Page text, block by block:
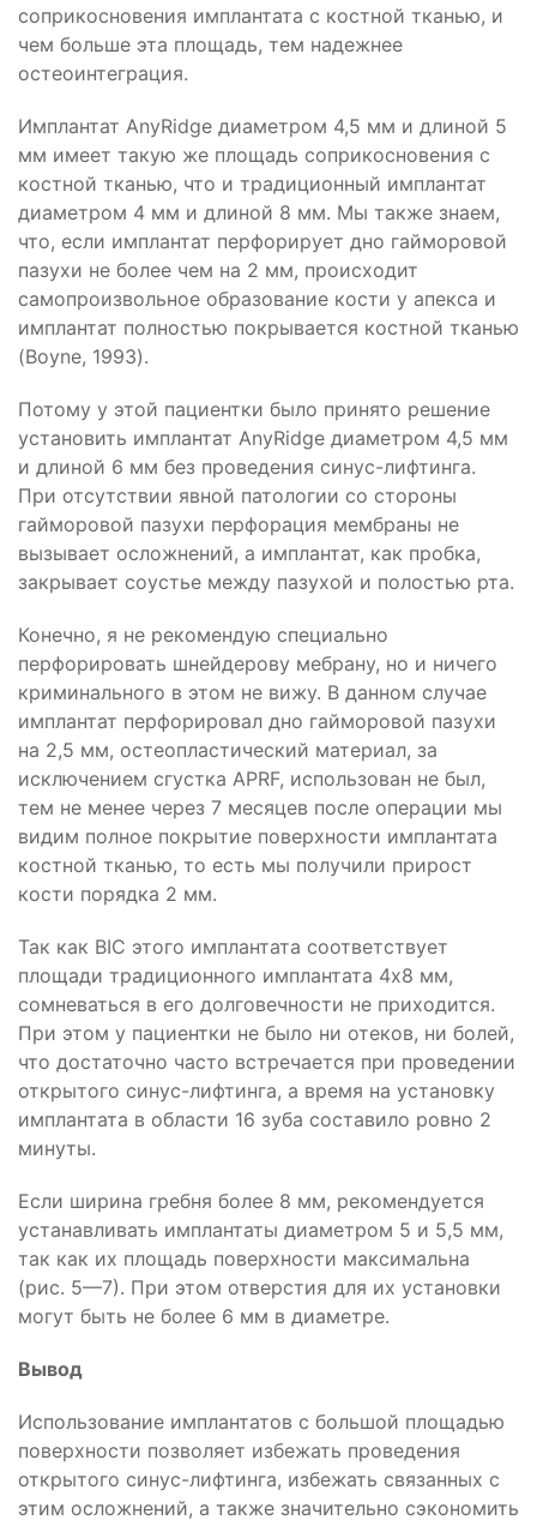
соприкосновения имплантата с костной тканью, и
чем больше эта площадь, тем надежнее
остеоинтеграция.
Имплантат AnyRidge диаметром 4,5 мм и длиной 5
мм имеет такую же площадь соприкосновения с
костной тканью, что и традиционный имплантат
диаметром 4 мм и длиной 8 мм. Мы также знаем,
что, если имплантат перфорирует дно гайморовой
пазухи не более чем на 2 мм, происходит
самопроизвольное образование кости у апекса и
имплантат полностью покрывается костной тканью
(Boyne, 1993).
Потому у этой пациентки было принято решение
установить имплантат AnyRidge диаметром 4,5 мм
и длиной 6 мм без проведения синус-лифтинга.
При отсутствии явной патологии со стороны
гайморовой пазухи перфорация мембраны не
вызывает осложнений, а имплантат, как пробка,
закрывает соустье между пазухой и полостью рта.
Конечно, я не рекомендую специально
перфорировать шнейдерову мебрану, но и ничего
криминального в этом не вижу. В данном случае
имплантат перфорировал дно гайморовой пазухи
на 2,5 мм, остеопластический материал, за
исключением сгустка APRF, использован не был,
тем не менее через 7 месяцев после операции мы
видим полное покрытие поверхности имплантата
костной тканью, то есть мы получили прирост
кости порядка 2 мм.
Так как BIC этого имплантата соответствует
площади традиционного имплантата 4х8 мм,
сомневаться в его долговечности не приходится.
При этом у пациентки не было ни отеков, ни болей,
что достаточно часто встречается при проведении
открытого синус-лифтинга, а время на установку
имплантата в области 16 зуба составило ровно 2
минуты.
Если ширина гребня более 8 мм, рекомендуется
устанавливать имплантаты диаметром 5 и 5,5 мм,
так как их площадь поверхности максимальна
(рис. 5—7). При этом отверстия для их установки
могут быть не более 6 мм в диаметре.
Вывод
Использование имплантатов с большой площадью
поверхности позволяет избежать проведения
открытого синус-лифтинга, избежать связанных с
этим осложнений, а также значительно сэкономить